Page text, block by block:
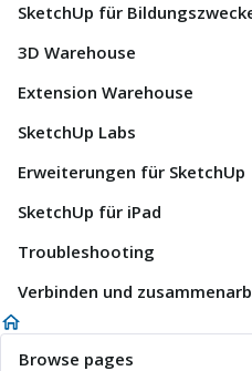
SketchUp für
3D Warehouse
Extension Warehouse
SketchUp Labs
Erweiterungen für SketchUp
SketchUp für iPad
Troubleshooting
Verbinden und
Browse pages